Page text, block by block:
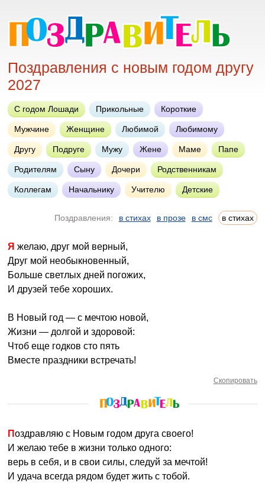
Поздравления с новым годом другу
2027
С годом Лошади Прикольные Короткие
Мужчине Женщине Любимой Любимому
Другу Подруге Мужу Жене Маме Папе
Родителям Сыну Дочери Родственникам
Коллегам Начальнику Учителю Детские
Поздравления: в стихах в прозе в смс в стихах
Я желаю, друг мой верный,
Друг мой необыкновенный,
Больше светлых дней погожих,
И друзей тебе хороших.
В Новый год — с мечтою новой,
Жизни — долгой и здоровой:
Чтоб еще годков сто пять
Вместе праздники встречать!
Скопировать
Поздравляю с Новым годом друга своего!
И желаю тебе в жизни только одного:
верь в себя, и в свои силы, следуй за мечтой!
И удача всегда рядом будет жить с тобой.